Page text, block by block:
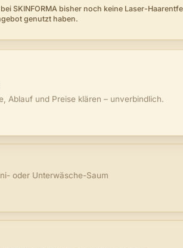
SKINFORMA bisher noch keine Laser-
genutzt haben.
Ablauf und Preise klären – unverbindlich.
oder Unterwäsche-Saum